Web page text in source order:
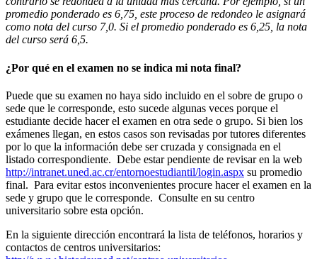
promedio ponderado es 6,75, este proceso de redondeo le asignará
como nota del curso 7,0. Si el promedio ponderado es 6,25, la nota
del curso será 6,5.
¿Por qué en el examen no se indica mi nota final?
Puede que su examen no haya sido incluido en el sobre de grupo o
sede que le corresponde, esto sucede algunas veces porque el
estudiante decide hacer el examen en otra sede o grupo. Si bien los
exámenes llegan, en estos casos son revisadas por tutores diferentes
por lo que la información debe ser cruzada y consignada en el
listado correspondiente. Debe estar pendiente de revisar en la web
http://intranet.uned.ac.cr/entornoestudiantil/login.aspx su promedio
final. Para evitar estos inconvenientes procure hacer el examen en la
sede y grupo que le corresponde. Consulte en su centro
universitario sobre esta opción.
En la siguiente dirección encontrará la lista de teléfonos, horarios y
contactos de centros universitarios: